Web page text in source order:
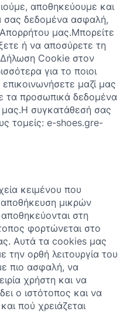
αποθηκεύουμε και
σας δεδομένα ασφαλή,
μας.Μπορείτε
ή να αποσύρετε τη
Cookie στον
για το ποιοι
μαζί μας
τα προσωπικά δεδομένα
μας.Η συγκατάθεσή σας
τομείς: e-shoes.gre-
κειμένου που
αποθήκευση μικρών
στη
φορτώνεται στο
Αυτά τα cookies μας
την ορθή λειτουργία του
πιο ασφαλή, να
χρήστη και να
ο ιστότοπος και να
πού χρειάζεται